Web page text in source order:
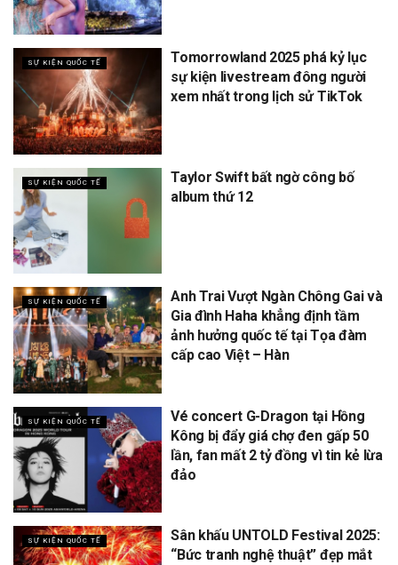
SỰ KIỆN QUỐC TẾ
Tomorrowland 2025 phá kỷ lục
sự kiện livestream đông người
xem nhất trong lịch sử TikTok
SỰ KIỆN QUỐC TẾ
Taylor Swift bất ngờ công bố
album thứ 12
SỰ KIỆN QUỐC TẾ
Anh Trai Vượt Ngàn Chông Gai và
Gia đình Haha khẳng định tầm
ảnh hưởng quốc tế tại Tọa đàm
cấp cao Việt – Hàn
SỰ KIỆN QUỐC TẾ
Vé concert G-Dragon tại Hồng
Kông bị đẩy giá chợ đen gấp 50
lần, fan mất 2 tỷ đồng vì tin kẻ lừa
đảo
SỰ KIỆN QUỐC TẾ
Sân khấu UNTOLD Festival 2025:
“Bức tranh nghệ thuật” đẹp mắt